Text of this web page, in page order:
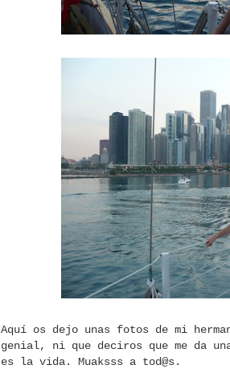
Aquí os dejo unas fotos de mi
genial, ni que deciros que me da
es la vida. Muaksss a tod@s.